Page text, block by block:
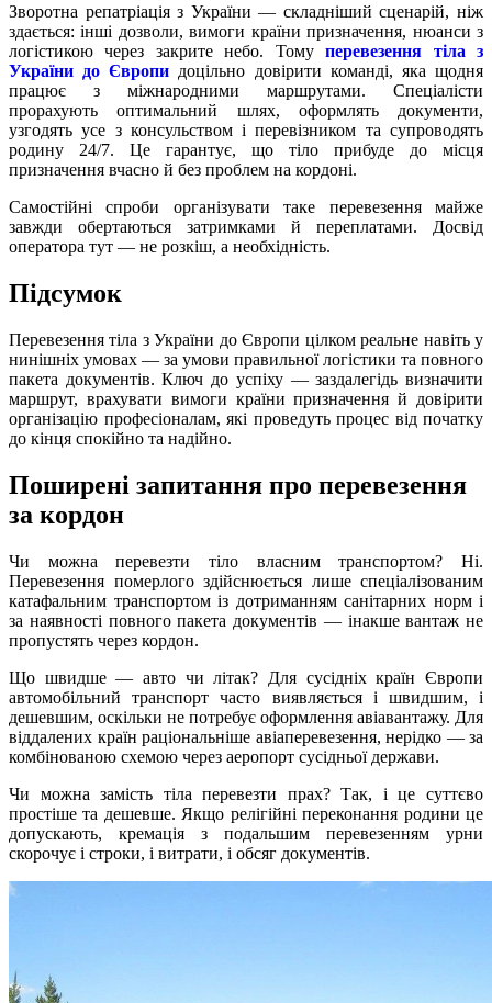
Зворотна репатріація з України — складніший сценарій, ніж
здається: інші дозволи, вимоги країни призначення, нюанси з
логістикою через закрите небо. Томуперевезення тіла з
України до Європи доцільно довірити команді, яка щодня
працює з міжнародними маршрутами. Спеціалісти
прорахують оптимальний шлях, оформлять документи,
узгодять усе з консульством і перевізником та супроводять
родину 24/7. Це гарантує, що тіло прибуде до місця
призначення вчасно й без проблем на кордоні.
Самостійні спроби організувати таке перевезення майже
завжди обертаються затримками й переплатами. Досвід
оператора тут — не розкіш, а необхідність.
Підсумок
Перевезення тіла з України до Європи цілком реальне навіть у
нинішніх умовах — за умови правильної логістики та повного
пакета документів. Ключ до успіху — заздалегідь визначити
маршрут, врахувати вимоги країни призначення й довірити
організацію професіоналам, які проведуть процес від початку
до кінця спокійно та надійно.
Поширені запитання про перевезення
за кордон
Чи можна перевезти тіло власним транспортом? Ні.
Перевезення померлого здійснюється лише спеціалізованим
катафальним транспортом із дотриманням санітарних норм і
за наявності повного пакета документів — інакше вантаж не
пропустять через кордон.
Що швидше — авто чи літак? Для сусідніх країн Європи
автомобільний транспорт часто виявляється і швидшим, і
дешевшим, оскільки не потребує оформлення авіавантажу. Для
віддалених країн раціональніше авіаперевезення, нерідко — за
комбінованою схемою через аеропорт сусідньої держави.
Чи можна замість тіла перевезти прах? Так, і це суттєво
простіше та дешевше. Якщо релігійні переконання родини це
допускають, кремація з подальшим перевезенням урни
скорочує і строки, і витрати, і обсяг документів.